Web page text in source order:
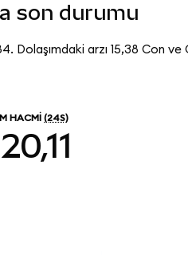
son durumu
Dolaşımdaki arzı 15,38 Con
HACMI (24S)